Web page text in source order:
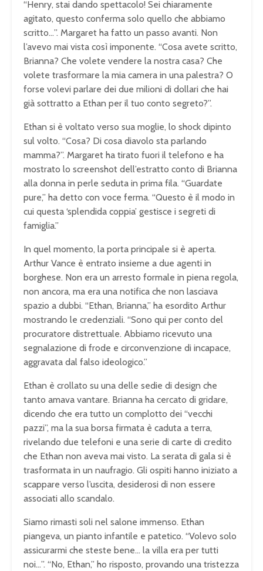
“Henry, stai dando spettacolo! Sei chiaramente
agitato, questo conferma solo quello che abbiamo
scritto…”. Margaret ha fatto un passo avanti. Non
l’avevo mai vista così imponente. “Cosa avete scritto,
Brianna? Che volete vendere la nostra casa? Che
volete trasformare la mia camera in una palestra? O
forse volevi parlare dei due milioni di dollari che hai
già sottratto a Ethan per il tuo conto segreto?”.
Ethan si è voltato verso sua moglie, lo shock dipinto
sul volto. “Cosa? Di cosa diavolo sta parlando
mamma?”. Margaret ha tirato fuori il telefono e ha
mostrato lo screenshot dell’estratto conto di Brianna
alla donna in perle seduta in prima fila. “Guardate
pure,” ha detto con voce ferma. “Questo è il modo in
cui questa ‘splendida coppia’ gestisce i segreti di
famiglia.”
In quel momento, la porta principale si è aperta.
Arthur Vance è entrato insieme a due agenti in
borghese. Non era un arresto formale in piena regola,
non ancora, ma era una notifica che non lasciava
spazio a dubbi. “Ethan, Brianna,” ha esordito Arthur
mostrando le credenziali. “Sono qui per conto del
procuratore distrettuale. Abbiamo ricevuto una
segnalazione di frode e circonvenzione di incapace,
aggravata dal falso ideologico.”
Ethan è crollato su una delle sedie di design che
tanto amava vantare. Brianna ha cercato di gridare,
dicendo che era tutto un complotto dei “vecchi
pazzi”, ma la sua borsa firmata è caduta a terra,
rivelando due telefoni e una serie di carte di credito
che Ethan non aveva mai visto. La serata di gala si è
trasformata in un naufragio. Gli ospiti hanno iniziato a
scappare verso l’uscita, desiderosi di non essere
associati allo scandalo.
Siamo rimasti soli nel salone immenso. Ethan
piangeva, un pianto infantile e patetico. “Volevo solo
assicurarmi che steste bene… la villa era per tutti
noi…”. “No, Ethan,” ho risposto, provando una tristezza